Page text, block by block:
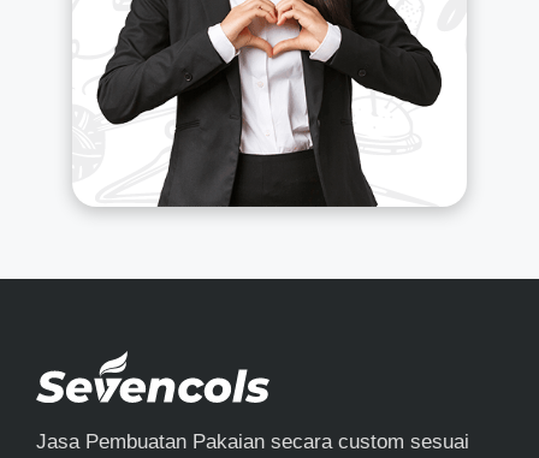
Jasa Pembuatan Pakaian secara custom sesuai